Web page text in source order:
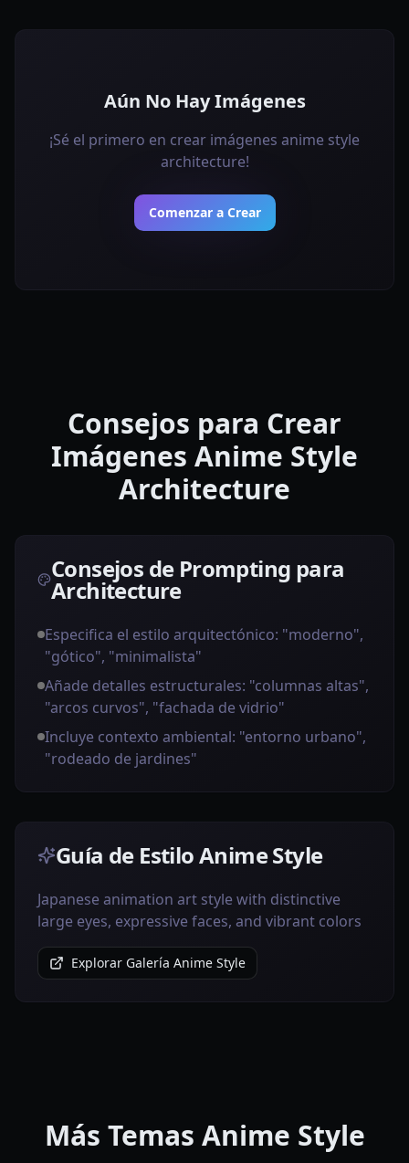
Aún No Hay Imágenes
¡Sé el primero en crear imágenes anime style
architecture!
Comenzar a Crear
Consejos para Crear
Imágenes Anime Style
Architecture
Consejos de Prompting para
Architecture
Especifica el estilo arquitectónico: "moderno",
"gótico", "minimalista"
Añade detalles estructurales: "columnas altas",
"arcos curvos", "fachada de vidrio"
Incluye contexto ambiental: "entorno urbano",
"rodeado de jardines"
Guía de Estilo Anime Style
Japanese animation art style with distinctive
large eyes, expressive faces, and vibrant colors
Explorar Galería Anime Style
Más Temas Anime Style